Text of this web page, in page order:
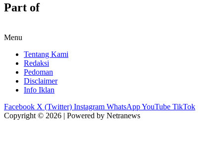
Part of
Menu
Tentang Kami
Redaksi
Pedoman
Disclaimer
Info Iklan
Facebook X (Twitter) Instagram WhatsAppYouTube TikTok
Copyright © 2026 | Powered by Netranews